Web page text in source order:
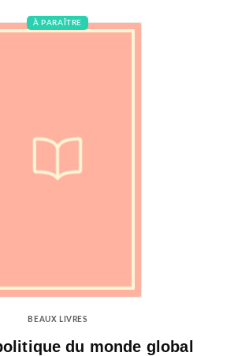
À PARAÎTRE
BEAUX LIVRES
du monde global